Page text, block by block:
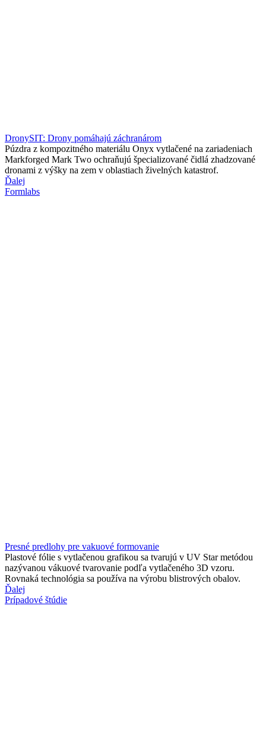
DronySIT: Drony pomáhajú záchranárom
Púzdra z kompozitného materiálu Onyx vytlačené na zariadeniach
Markforged Mark Two ochraňujú špecializované čidlá zhadzované
dronami z výšky na zem v oblastiach živelných katastrof.
Ďalej
Formlabs
Presné predlohy pre vakuové formovanie
Plastové fólie s vytlačenou grafikou sa tvarujú v UV Star metódou
nazývanou vákuové tvarovanie podľa vytlačeného 3D vzoru.
Rovnaká technológia sa používa na výrobu blistrových obalov.
Ďalej
Prípadové štúdie